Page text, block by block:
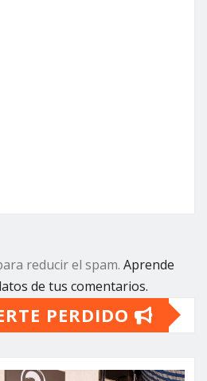
reducir el spam. Aprende
de tus comentarios.
PERDIDO